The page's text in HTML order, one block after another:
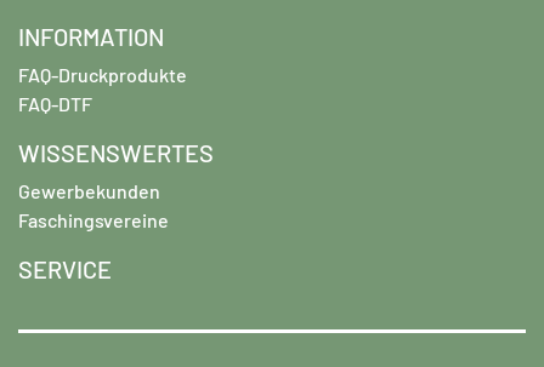
INFORMATION
FAQ-Druckprodukte
FAQ-DTF
WISSENSWERTES
Gewerbekunden
Faschingsvereine
SERVICE